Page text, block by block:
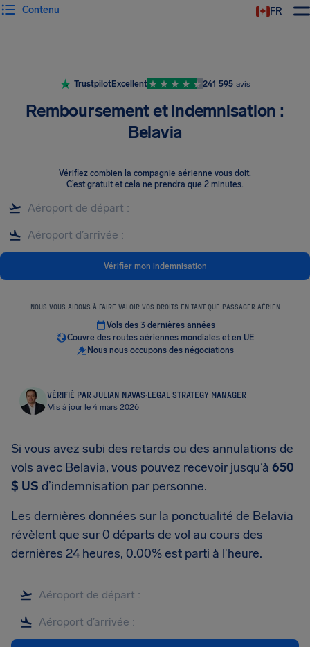
FR
Contenu
TrustpilotExcellent 241 595 avis
Remboursement et indemnisation :
Belavia
Vérifiez combien la compagnie aérienne vous doit.
C’est gratuit et cela ne prendra que 2 minutes.
Vérifier mon indemnisation
NOUS VOUS AIDONS À FAIRE VALOIR VOS DROITS EN TANT QUE PASSAGER AÉRIEN
Vols des 3 dernières années
Couvre des routes aériennes mondiales et en UE
Nous nous occupons des négociations
VÉRIFIÉ PAR JULIAN NAVAS·LEGAL STRATEGY MANAGER
Mis à jour le 4 mars 2026
Si vous avez subi des retards ou des annulations de
vols avec Belavia, vous pouvez recevoir jusqu’à 650
$ US d’indemnisation par personne.
Les dernières données sur la ponctualité de Belavia
révèlent que sur 0 départs de vol au cours des
dernières 24 heures, 0.00% est parti à l'heure.